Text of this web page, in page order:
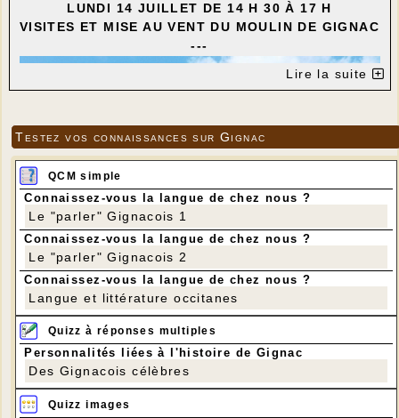
LUNDI 14 JUILLET DE 14 H 30 À 17 H
VISITES ET MISE AU VENT DU MOULIN DE GIGNAC
---
Lire la suite
Testez vos connaissances sur Gignac
QCM simple
Connaissez-vous la langue de chez nous ?
Le "parler" Gignacois 1
Connaissez-vous la langue de chez nous ?
Le "parler" Gignacois 2
Connaissez-vous la langue de chez nous ?
Langue et littérature occitanes
Quizz à réponses multiples
Personnalités liées à l'histoire de Gignac
Des Gignacois célèbres
Quizz images